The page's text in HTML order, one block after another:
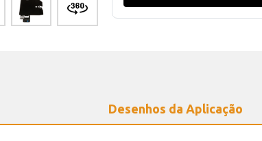
Desenhos da Aplicação